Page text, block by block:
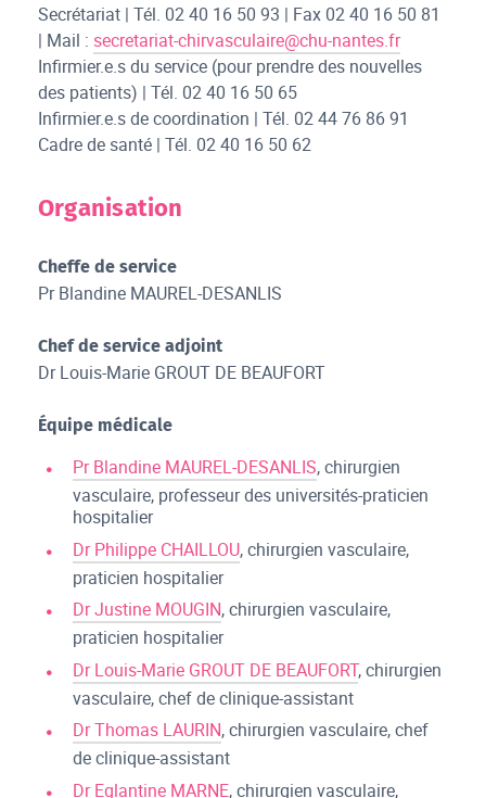
Secrétariat | Tél. 02 40 16 50 93 | Fax 02 40 16 50 81
| Mail : secretariat-chirvasculaire@chu-nantes.fr
Infirmier.e.s du service (pour prendre des nouvelles
des patients) | Tél. 02 40 16 50 65
Infirmier.e.s de coordination | Tél. 02 44 76 86 91
Cadre de santé | Tél. 02 40 16 50 62
Organisation
Cheffe de service
Pr Blandine MAUREL-DESANLIS
Chef de service adjoint
Dr Louis-Marie GROUT DE BEAUFORT
Équipe médicale
Pr Blandine MAUREL-DESANLIS, chirurgien
vasculaire, professeur des universités-praticien
hospitalier
Dr Philippe CHAILLOU, chirurgien vasculaire,
praticien hospitalier
Dr Justine MOUGIN, chirurgien vasculaire,
praticien hospitalier
Dr Louis-Marie GROUT DE BEAUFORT, chirurgien
vasculaire, chef de clinique-assistant
Dr Thomas LAURIN, chirurgien vasculaire, chef
de clinique-assistant
Dr Eglantine MARNE, chirurgien vasculaire,